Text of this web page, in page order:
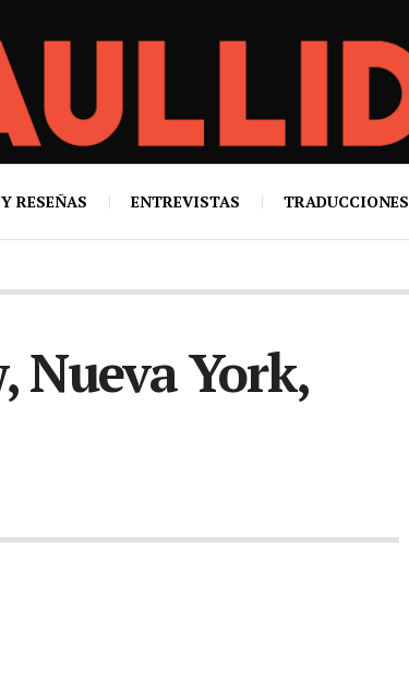
RESEÑAS ENTREVISTAS TRADUCCIONES
Nueva York,